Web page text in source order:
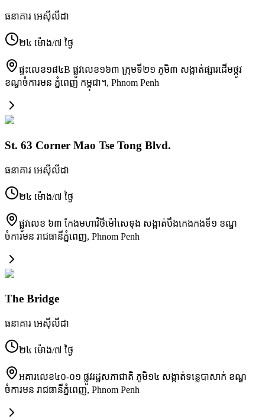
ធនាគារ អេស៊ីលីដា
២៤ ម៉ោង/៧ ថ្ងៃ
ផ្ទះលេខ១៨៤B ផ្លូវលេខ១៦៣ ក្រុមទី២១ ភូមិ៣ សង្កាត់ផ្សារដើមថ្កូវ
ខណ្ឌចំការមន ភ្នំពេញ កម្ពុជា។, Phnom Penh
St. 63 Corner Mao Tse Tong Blvd.
ធនាគារ អេស៊ីលីដា
២៤ ម៉ោង/៧ ថ្ងៃ
ផ្លូវលេខ ៦៣ កែងមហាវិថីម៉ៅសេទុង សង្កាត់បឹងកេងកងទី១ ខណ្ឌ
ចំការមន រាជធានីភ្នំពេញ, Phnom Penh
The Bridge
ធនាគារ អេស៊ីលីដា
២៤ ម៉ោង/៧ ថ្ងៃ
អគារលេខ៤០-០១ ផ្លូវរដ្ឋសភាជាតិ ភូមិ១៤ សង្កាត់ទន្លេបាសាក់ ខណ្ឌ
ចំការមន រាជធានីភ្នំពេញ, Phnom Penh